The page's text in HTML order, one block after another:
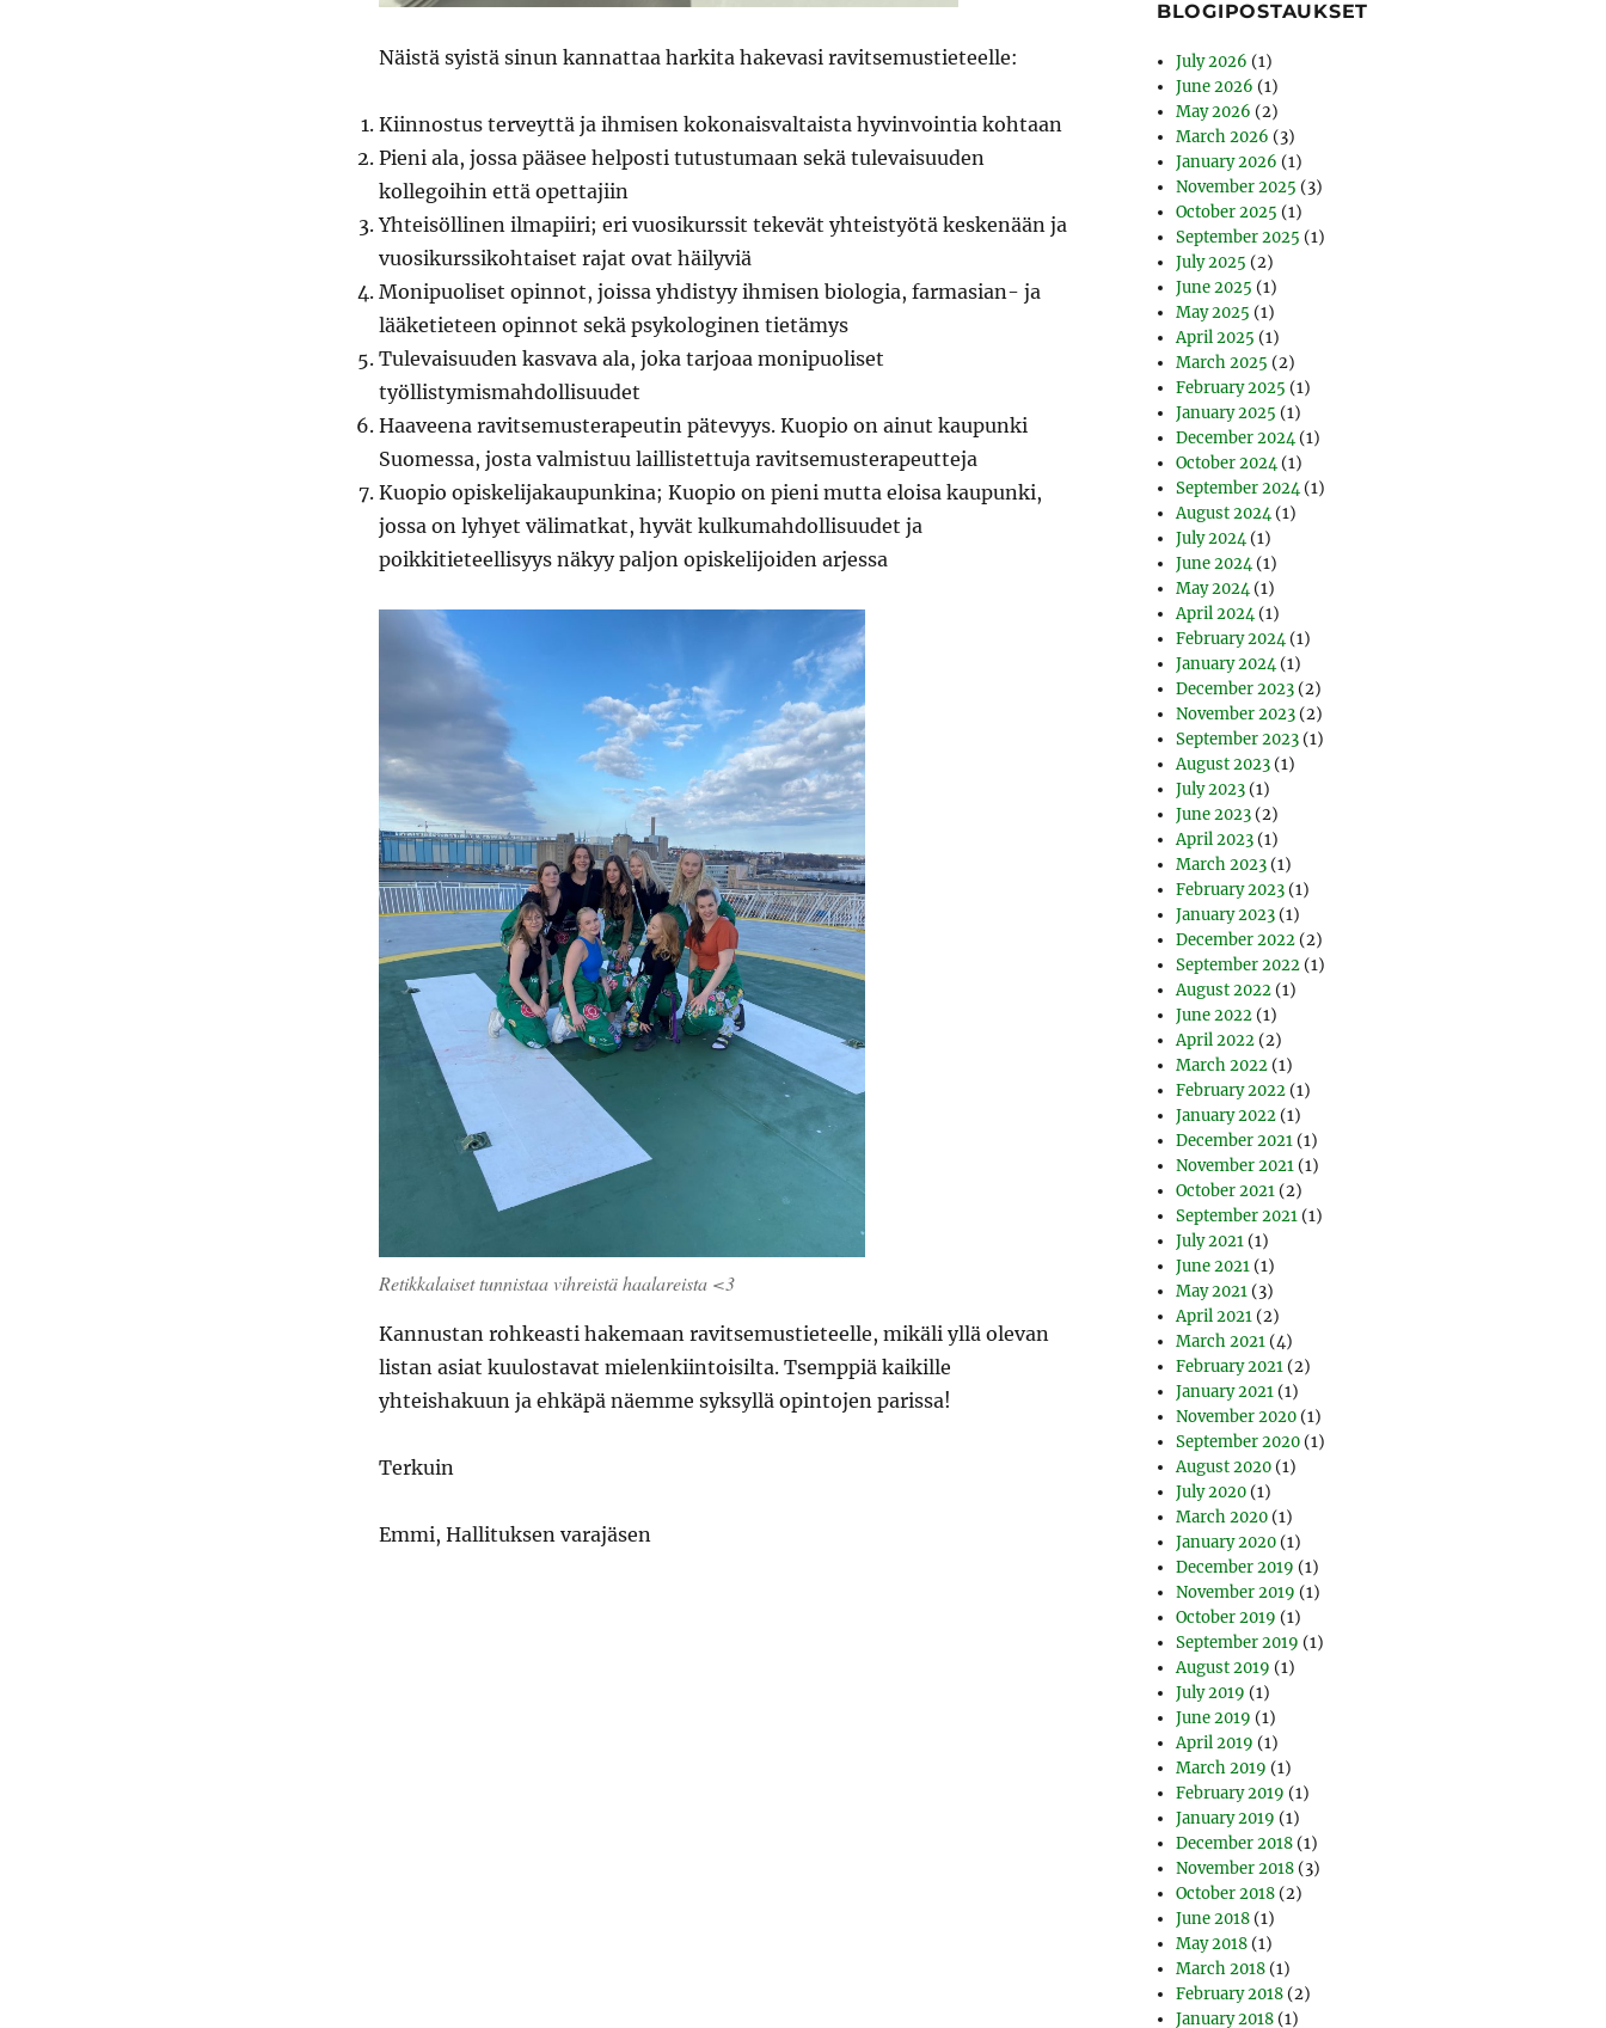
Näistä syistä sinun kannattaa harkita hakevasi ravitsemustieteelle:
Kiinnostus terveyttä ja ihmisen kokonaisvaltaista hyvinvointia kohtaan
Pieni ala, jossa pääsee helposti tutustumaan sekä tulevaisuuden
kollegoihin että opettajiin
Yhteisöllinen ilmapiiri; eri vuosikurssit tekevät yhteistyötä keskenään ja
vuosikurssikohtaiset rajat ovat häilyviä
Monipuoliset opinnot, joissa yhdistyy ihmisen biologia, farmasian- ja
lääketieteen opinnot sekä psykologinen tietämys
Tulevaisuuden kasvava ala, joka tarjoaa monipuoliset
työllistymismahdollisuudet
Haaveena ravitsemusterapeutin pätevyys. Kuopio on ainut kaupunki
Suomessa, josta valmistuu laillistettuja ravitsemusterapeutteja
Kuopio opiskelijakaupunkina; Kuopio on pieni mutta eloisa kaupunki,
jossa on lyhyet välimatkat, hyvät kulkumahdollisuudet ja
poikkitieteellisyys näkyy paljon opiskelijoiden arjessa
Retikkalaiset tunnistaa vihreistä haalareista <3
Kannustan rohkeasti hakemaan ravitsemustieteelle, mikäli yllä olevan
listan asiat kuulostavat mielenkiintoisilta. Tsemppiä kaikille
yhteishakuun ja ehkäpä näemme syksyllä opintojen parissa!
Terkuin
Emmi, Hallituksen varajäsen
BLOGIPOSTAUKSET
July 2026 (1)
June 2026 (1)
May 2026 (2)
March 2026 (3)
January 2026 (1)
November 2025 (3)
October 2025 (1)
September 2025 (1)
July 2025 (2)
June 2025 (1)
May 2025 (1)
April 2025 (1)
March 2025 (2)
February 2025 (1)
January 2025 (1)
December 2024(1)
October 2024(1)
September 2024(1)
August 2024(1)
July 2024(1)
June 2024(1)
May 2024(1)
April 2024(1)
February 2024(1)
January 2024(1)
December 2023 (2)
November 2023 (2)
September 2023 (1)
August 2023 (1)
July 2023 (1)
June 2023 (2)
April 2023 (1)
March 2023 (1)
February 2023 (1)
January 2023 (1)
December 2022 (2)
September 2022 (1)
August 2022 (1)
June 2022 (1)
April 2022 (2)
March 2022 (1)
February 2022 (1)
January 2022 (1)
December 2021 (1)
November 2021 (1)
October 2021 (2)
September 2021 (1)
July 2021 (1)
June 2021 (1)
May 2021 (3)
April 2021 (2)
March 2021 (4)
February 2021 (2)
January 2021 (1)
November 2020 (1)
September 2020 (1)
August 2020 (1)
July 2020 (1)
March 2020 (1)
January 2020 (1)
December 2019 (1)
November 2019 (1)
October 2019 (1)
September 2019 (1)
August 2019 (1)
July 2019 (1)
June 2019 (1)
April 2019 (1)
March 2019 (1)
February 2019 (1)
January 2019 (1)
December 2018 (1)
November 2018 (3)
October 2018 (2)
June 2018 (1)
May 2018 (1)
March 2018 (1)
February 2018 (2)
January 2018 (1)